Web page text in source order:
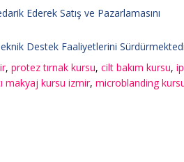
Ederek Satış ve Pazarlamasını
Destek Faaliyetlerini
, protez tırnak kursu, cilt bakım kursu,
makyaj kursu izmir, microblanding